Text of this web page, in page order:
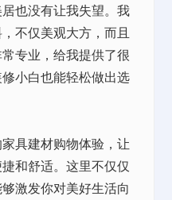
也没有让我失望。我
不仅美观大方，而且
专业，给我提供了很
小白也能轻松做出选
具建材购物体验，让
和舒适。这里不仅仅
激发你对美好生活向